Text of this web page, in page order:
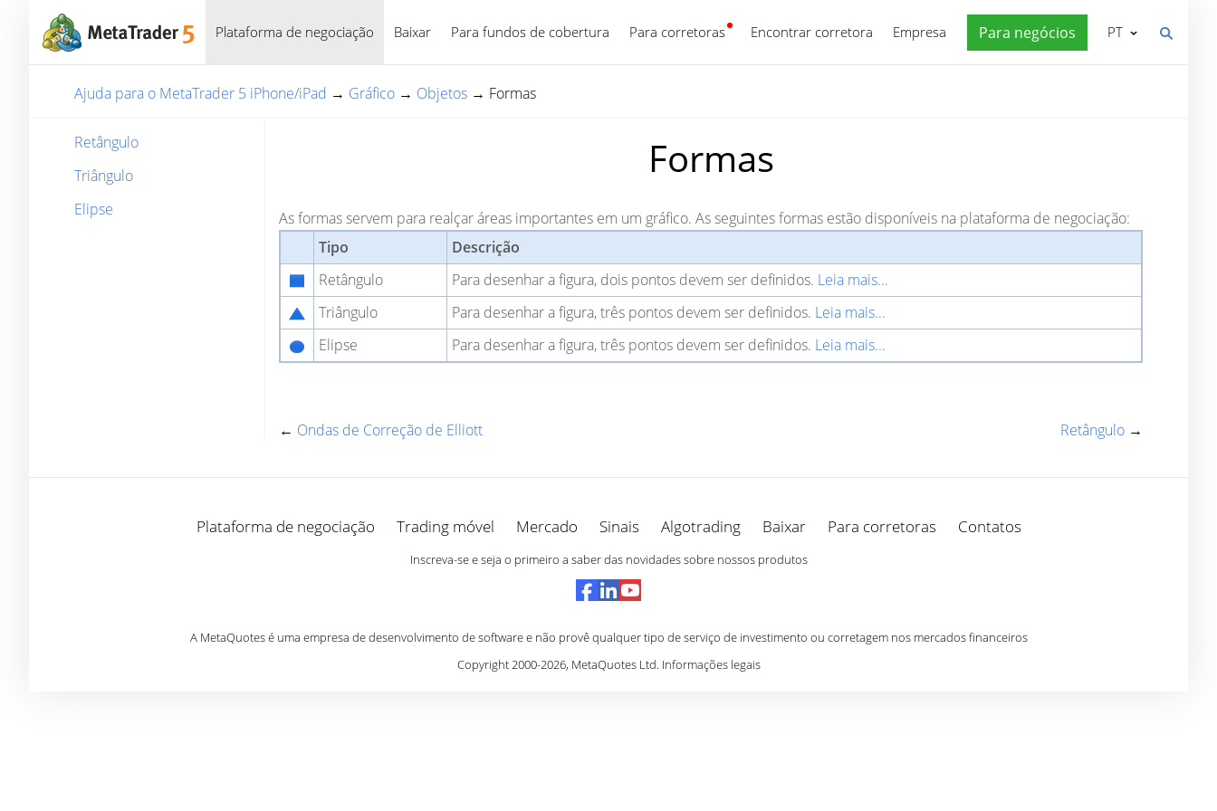
Plataforma de negociação Baixar Para fundos de cobertura Para corretoras Encontrar corretora Empresa Para negócios
Português PT
Ajuda para o MetaTrader 5 iPhone/iPad → Gráfico → Objetos → Formas
Retângulo
Triângulo
Elipse
Formas
As formas servem para realçar áreas importantes em um gráfico. As seguintes formas estão disponíveis na plataforma de negociação:
Tipo
Descrição
Retângulo
Para desenhar a figura, dois pontos devem ser definidos. Leia mais...
Triângulo
Para desenhar a figura, três pontos devem ser definidos. Leia mais...
Elipse
Para desenhar a figura, três pontos devem ser definidos. Leia mais...
← Ondas de Correção de Elliott Retângulo →
Plataforma de negociação Trading móvel Mercado Sinais Algotrading Baixar Para corretoras Contatos
Inscreva-se e seja o primeiro a saber das novidades sobre nossos produtos
A MetaQuotes é uma empresa de desenvolvimento de software e não provê qualquer tipo de serviço de investimento ou corretagem nos mercados financeiros
Copyright 2000-2026, MetaQuotes Ltd. Informações legais